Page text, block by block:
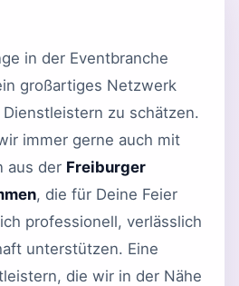
in der Eventbranche
großartiges Netzwerk
zu schätzen.
immer gerne auch mit
aus der Freiburger
, die für Deine Feier
professionell, verlässlich
unterstützen. Eine
die wir in der Nähe